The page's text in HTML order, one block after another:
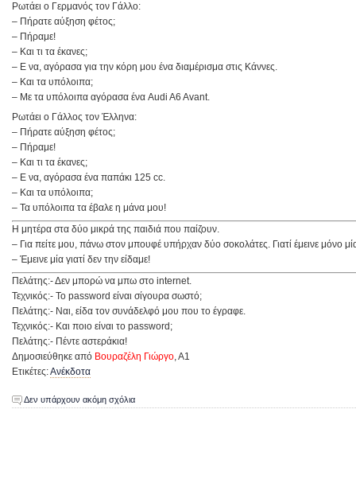
Ρωτάει ο Γερμανός τον Γάλλο:
– Πήρατε αύξηση φέτος;
– Πήραμε!
– Και τι τα έκανες;
– Ε να, αγόρασα για την κόρη μου ένα διαμέρισμα στις Κάννες.
– Και τα υπόλοιπα;
– Με τα υπόλοιπα αγόρασα ένα Audi A6 Avant.
Ρωτάει ο Γάλλος τον Έλληνα:
– Πήρατε αύξηση φέτος;
– Πήραμε!
– Και τι τα έκανες;
– Ε να, αγόρασα ένα παπάκι 125 cc.
– Και τα υπόλοιπα;
– Τα υπόλοιπα τα έβαλε η μάνα μου!
Η μητέρα στα δύο μικρά της παιδιά που παίζουν.
– Για πείτε μου, πάνω στον μπουφέ υπήρχαν δύο σοκολάτες. Γιατί έμεινε μόνο
– Έμεινε μία γιατί δεν την είδαμε!
Πελάτης:- Δεν μπορώ να μπω στο internet.
Τεχνικός:- Το password είναι σίγουρα σωστό;
Πελάτης:- Ναι, είδα τον συνάδελφό μου που το έγραφε.
Τεχνικός:- Και ποιο είναι το password;
Πελάτης:- Πέντε αστεράκια!
Δημοσιεύθηκε από Βουραζέλη Γιώργο, Α1
Ετικέτες:Ανέκδοτα
Δεν υπάρχουν ακόμη σχόλια